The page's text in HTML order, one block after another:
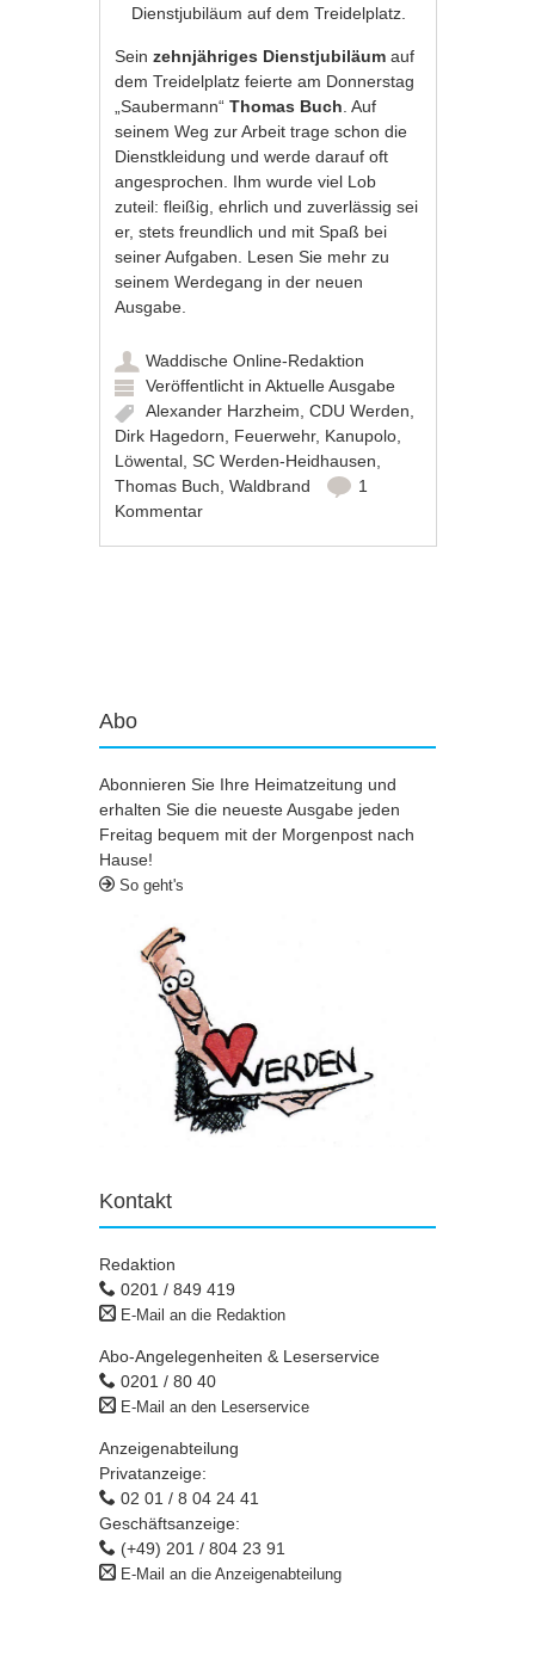
Dienstjubiläum auf dem Treidelplatz.
Seinzehnjähriges Dienstjubiläum auf
dem Treidelplatz feierte am Donnerstag
„Saubermann“Thomas Buch. Auf
seinem Weg zur Arbeit trage schon die
Dienstkleidung und werde darauf oft
angesprochen. Ihm wurde viel Lob
zuteil: fleißig, ehrlich und zuverlässig sei
er, stets freundlich und mit Spaß bei
seiner Aufgaben. Lesen Sie mehr zu
seinem Werdegang in der neuen
Ausgabe.
Waddische Online-Redaktion
Veröffentlicht inAktuelle Ausgabe
Alexander Harzheim,CDU Werden,
Dirk Hagedorn, Feuerwehr, Kanupolo,
Löwental,SC Werden-Heidhausen,
Thomas Buch,Waldbrand
1
Kommentar
Abo
Abonnieren Sie Ihre Heimatzeitung und
erhalten Sie die neueste Ausgabe jeden
Freitag bequem mit der Morgenpost nach
Hause!
So geht's
Kontakt
Redaktion
0201 / 849 419
E-Mail an die Redaktion
Abo-Angelegenheiten & Leserservice
0201 / 80 40
E-Mail an den Leserservice
Anzeigenabteilung
Privatanzeige:
02 01 / 8 04 24 41
Geschäftsanzeige:
(+49) 201 / 804 23 91
E-Mail an die Anzeigenabteilung